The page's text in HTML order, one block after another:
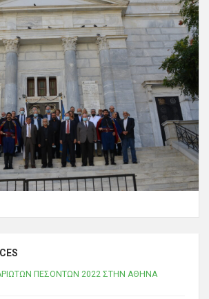
ΠΕΣΟΝΤΩΝ 2022 ΣΤΗΝ ΑΘΗΝΑ